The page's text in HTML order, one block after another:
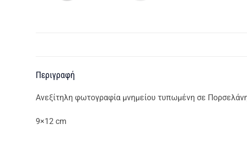
Περιγραφή
Ανεξίτηλη φωτογραφία μνημείου τυπωμένη σε
9×12 cm